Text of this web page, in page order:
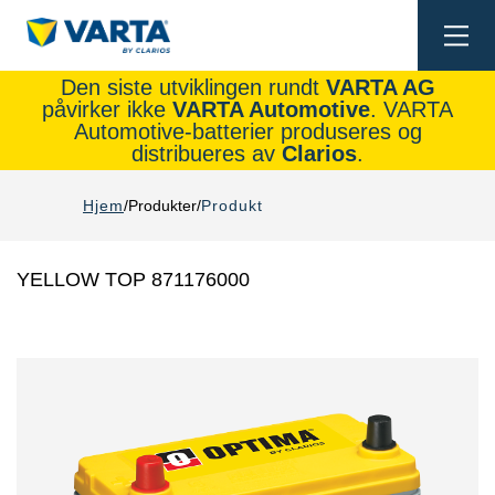
Den siste utviklingen rundt VARTA AG
påvirker ikke VARTA Automotive. VARTA
Automotive-batterier produseres og
distribueres av Clarios.
Hjem Produkter Produkt
YELLOW TOP 871176000